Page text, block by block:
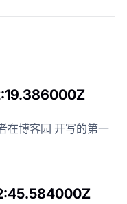
在博客园 开写的第一